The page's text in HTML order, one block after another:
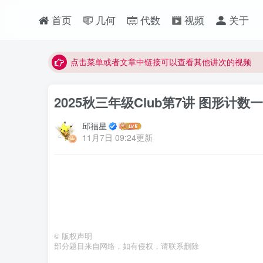
首页 几何 代数 视频 关于
最近网站被攻击导致速度非常慢，目前已恢复正常
点击菜单或者文章中链接可以查看其他讲次的视频
视频无法观看的微信发消息给邱老师重置即可
2025秋三年级Club第7讲 图形计数一
邱福星
11月7日 09:24更新
© 版权声明
部分题目来自网络，如有侵权，请联系删除